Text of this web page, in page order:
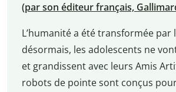
(par son éditeur français,
L’humanité a été transformée par
désormais, les adolescents ne
et grandissent avec leurs Amis
robots de pointe sont conçus